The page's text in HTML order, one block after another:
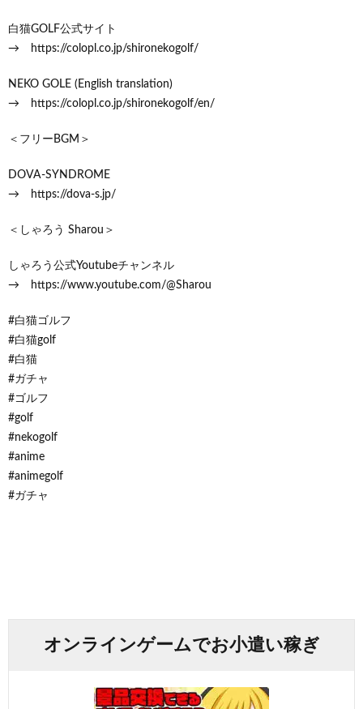
白猫GOLF公式サイト
→ https://colopl.co.jp/shironekogolf/
NEKO GOLE (English translation)
→ https://colopl.co.jp/shironekogolf/en/
＜フリーBGM＞
DOVA-SYNDROME
→ https://dova-s.jp/
＜しゃろう Sharou＞
しゃろう公式Youtubeチャンネル
→ https://www.youtube.com/@Sharou
#白猫ゴルフ
#白猫golf
#白猫
#ガチャ
#ゴルフ
#golf
#nekogolf
#anime
#animegolf
#ガチャ
オンラインゲームでお小遣い稼ぎ